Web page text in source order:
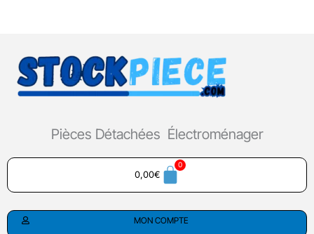
contenu
Pièces Détachées Électroménager
0,00€
MON COMPTE